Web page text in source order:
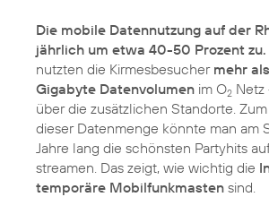
Die mobile Datennutzung auf der
jährlich um etwa 40-50 Prozent zu.
nutzten die Kirmesbesucher mehr
Gigabyte Datenvolumen im O2 Netz
über die zusätzlichen Standorte.
dieser Datenmenge könnte man am
Jahre lang die schönsten Partyhits
streamen. Das zeigt, wie wichtig die
temporäre Mobilfunkmasten sind.